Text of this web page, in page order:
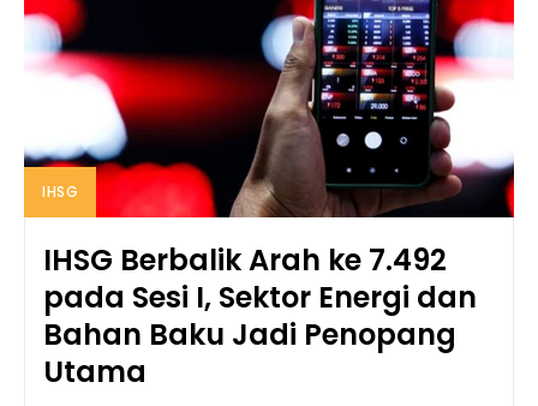
IHSG
IHSG Berbalik Arah ke 7.492
pada Sesi I, Sektor Energi dan
Bahan Baku Jadi Penopang
Utama